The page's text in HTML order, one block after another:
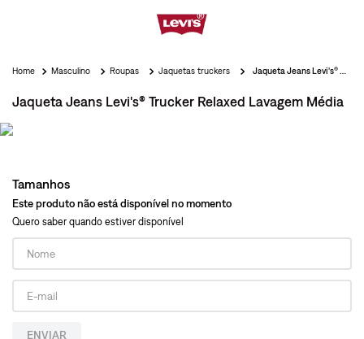
Masculino Roupas Jaquetas truckers
Jaqueta Jeans Levi's® Trucker Relaxed Lavagem Média
Tamanhos
Este produto não está disponível no momento
Quero saber quando estiver disponível
ENVIAR